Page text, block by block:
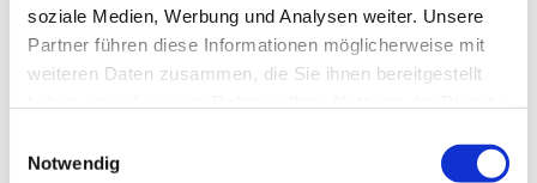
soziale Medien, Werbung und Analysen weiter. Unsere
Partner führen diese Informationen möglicherweise mit
weiteren Daten zusammen, die Sie ihnen bereitgestellt
Notwendig